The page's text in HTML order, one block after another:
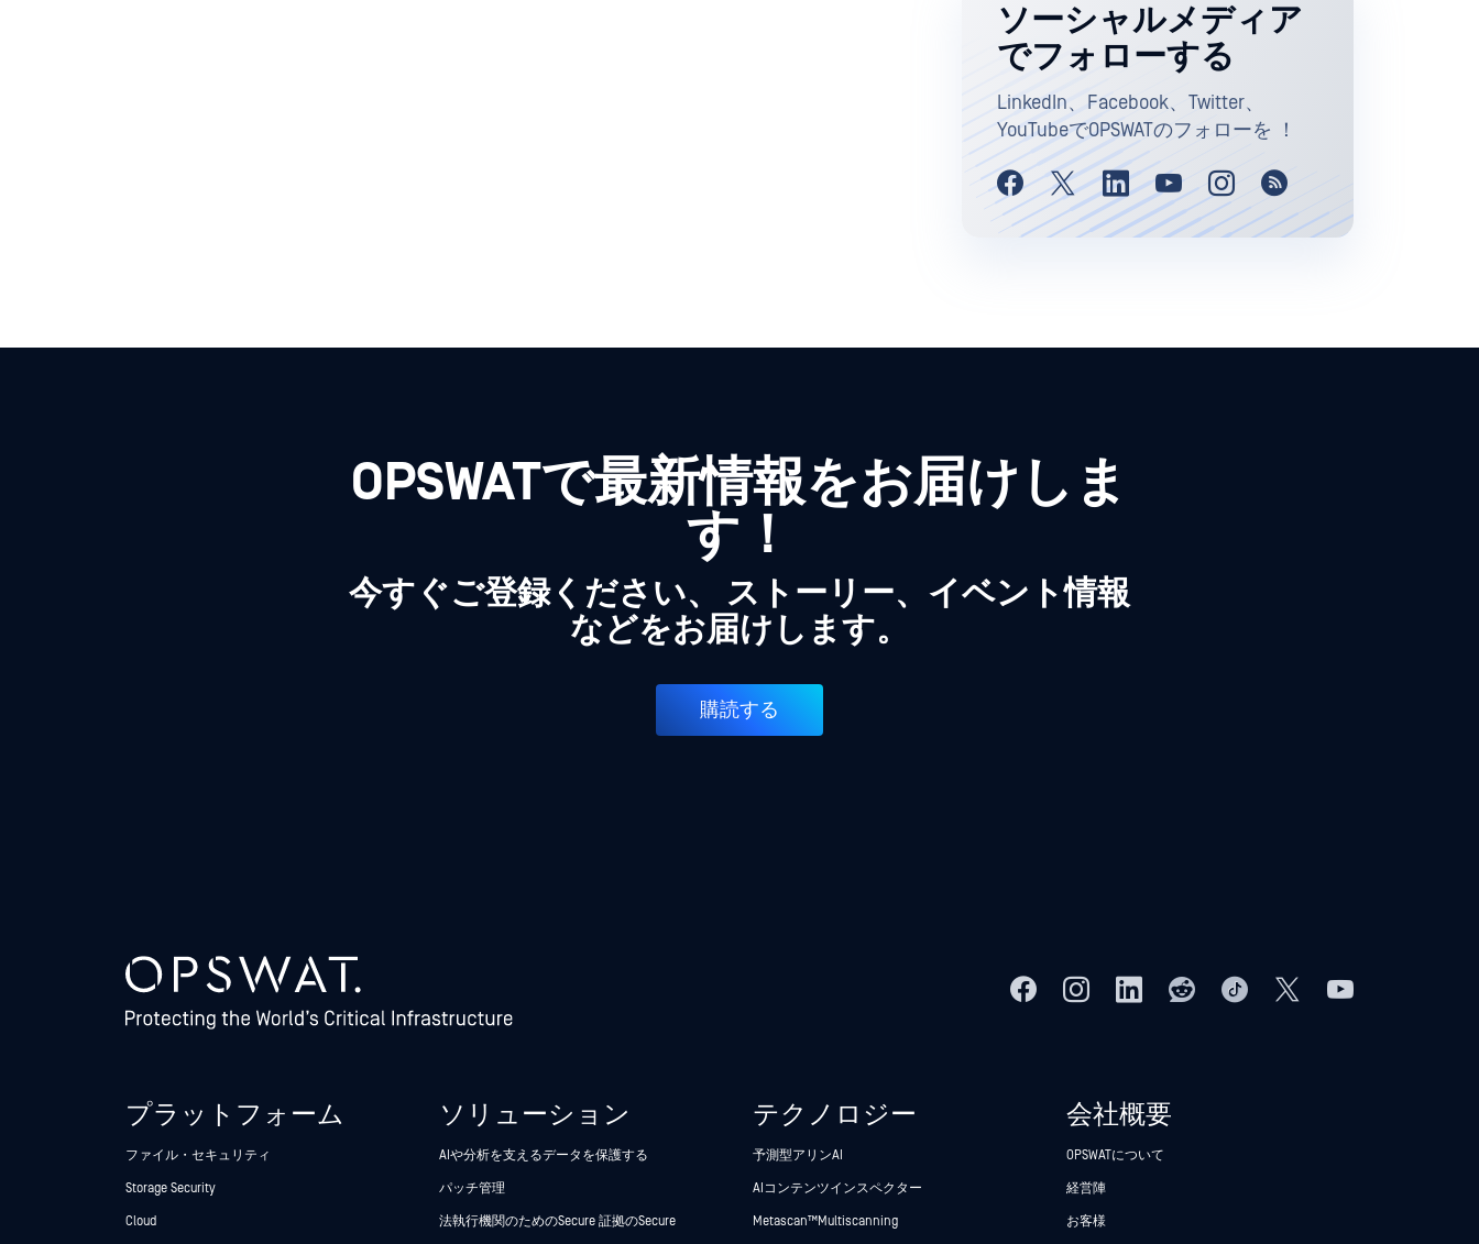
ソーシャルメディア
でフォローする
LinkedIn、Facebook、Twitter、
YouTubeでOPSWATのフォローを ！
OPSWATで最新情報をお届けしま
す！
今すぐご登録ください、 ストーリー、イベント情報
などをお届けします。
購読する
プラットフォーム
ファイル・セキュリティ
Storage Security
Cloud
ソリューション
AIや分析を支えるデータを保護する
パッチ管理
法執行機関のためのSecure 証拠のSecure
テクノロジー
予測型アリンAI
AIコンテンツインスペクター
Metascan™ Multiscanning
会社概要
OPSWATについて
経営陣
お客様